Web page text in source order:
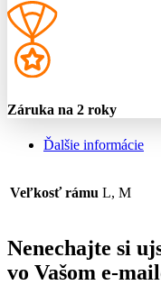
Záruka na 2 roky
Ďalšie informácie
Veľkosť rámu L, M
Nenechajte si
vo Vašom e-